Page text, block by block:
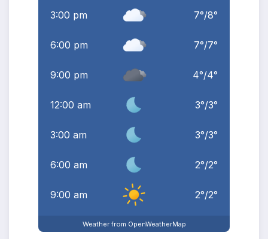
3:00 pm 7°/8°
6:00 pm 7°/7°
9:00 pm 4°/4°
12:00 am 3°/3°
3:00 am 3°/3°
6:00 am 2°/2°
9:00 am 2°/2°
Weather from OpenWeatherMap